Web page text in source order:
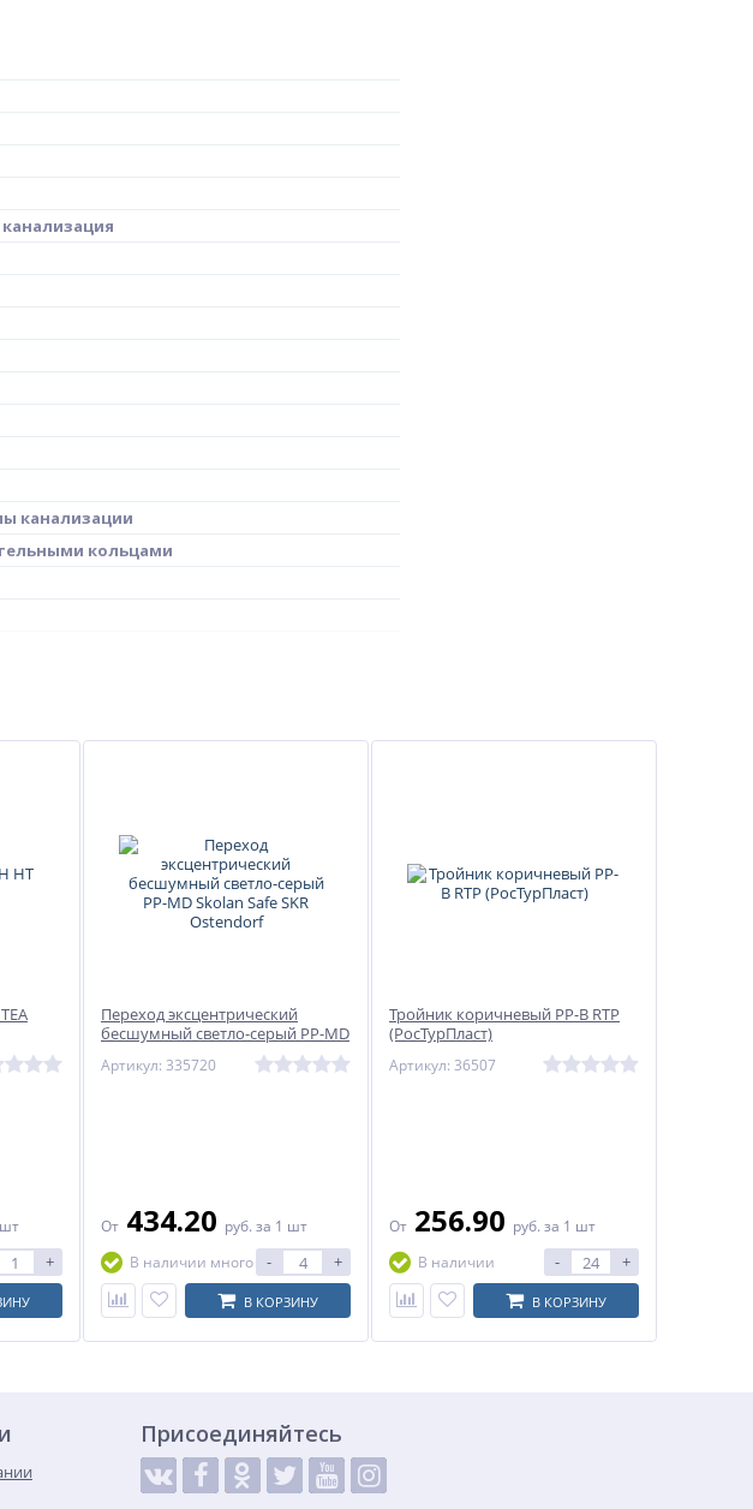
канализации
кольцами
+
Переход эксцентрический
бесшумный светло-серый PP-MD
Skolan Safe SKR Ostendorf
Артикул: 335720
От 434.20 руб. за 1 шт
В наличии много
- +
В КОРЗИНУ
Тройник коричневый PP-B RTP
(РосТурПласт)
Артикул: 36507
От 256.90 руб. за 1 шт
В наличии
- +
В КОРЗИНУ
Присоединяйтесь